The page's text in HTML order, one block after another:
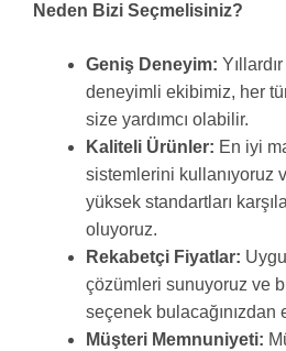
Neden Bizi Seçmelisiniz?
Geniş Deneyim:
deneyimli ekibimiz, her
size yardımcı olabilir.
Kaliteli Ürünler: En iyi
sistemlerini kullanıyoruz
yüksek standartları
oluyoruz.
Rekabetçi Fiyatlar:
çözümleri sunuyoruz ve
seçenek
Müşteri Memnuniyeti: